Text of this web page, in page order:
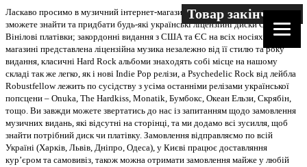
Ласкаво просимо в музичний інтернет-магазин “Два меломани”. У нас Ви
зможете знайти та придбати будь-які українські ліцензійні диски CD, DVD,
Вінілові платівки; закордонні видання з США та ЄС на всіх носіях. В
магазині представлена ліцензійна музика незалежно від її стилю та року
видання, класичні Hard Rock альбоми знаходять собі місце на нашому
складі так же легко, як і нові Indie Pop релізи, а Psychedelic Rock від лейбла
Robustfellow лежить по сусідству з усіма останніми релізами української
попсцени – Onuka, The Hardkiss, Monatik, Бумбокс, Океан Ельзи, Скрябін,
тощо. Ви завжди можете звертатись до нас із запитанням щодо замовлення
музичних видань, які відсутні на сторінці, та ми додамо всі зусилля, щоб
знайти потрібний диск чи платівку. Замовлення відправляємо по всій
Україні (Харків, Львів, Дніпро, Одеса), у Києві працює доставляння
кур’єром та самовивіз, також можна отримати замовлення майже у любій
Товар закінчився